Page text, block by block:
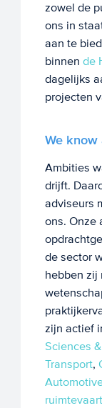
zowel de
ons in
aan te
binnen de
dagelijks
projecten
We
Ambities
drijft.
adviseurs
ons. Onze
de sector
hebben zij
zijn actief
Sciences
Transport,
ruimtevaart